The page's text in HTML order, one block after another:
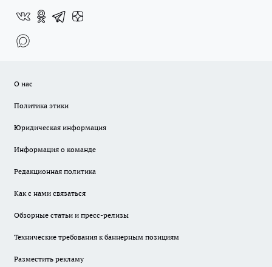
О нас
Политика этики
Юридическая информация
Информация о команде
Редакционная политика
Как с нами связаться
Обзорные статьи и пресс-релизы
Технические требования к баннерным позициям
Разместить рекламу